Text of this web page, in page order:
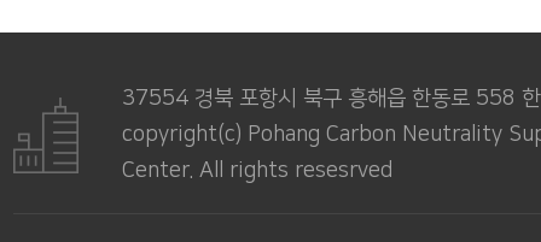
37554 경북 포항시 북구 흥해읍 한동로 558
copyright(c) Pohang Carbon Neutrality
Center. All rights resesrved